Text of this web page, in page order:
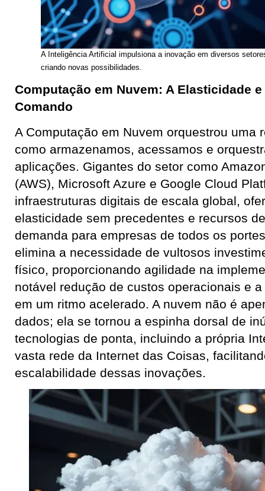
A Inteligência Artificial impulsiona a inovação em diversos
criando novas possibilidades.
Computação em Nuvem: A Elasticidade
Comando
A Computação em Nuvem orquestrou uma
como armazenamos, acessamos e
aplicações. Gigantes do setor como
(AWS), Microsoft Azure e Google Cloud
infraestruturas digitais de escala global,
elasticidade sem precedentes e recursos
demanda para empresas de todos os
elimina a necessidade de vultosos
físico, proporcionando agilidade na
notável redução de custos operacionais e
em um ritmo acelerado. A nuvem não é
dados; ela se tornou a espinha dorsal de
tecnologias de ponta, incluindo a própria
vasta rede da Internet das Coisas,
escalabilidade dessas inovações.